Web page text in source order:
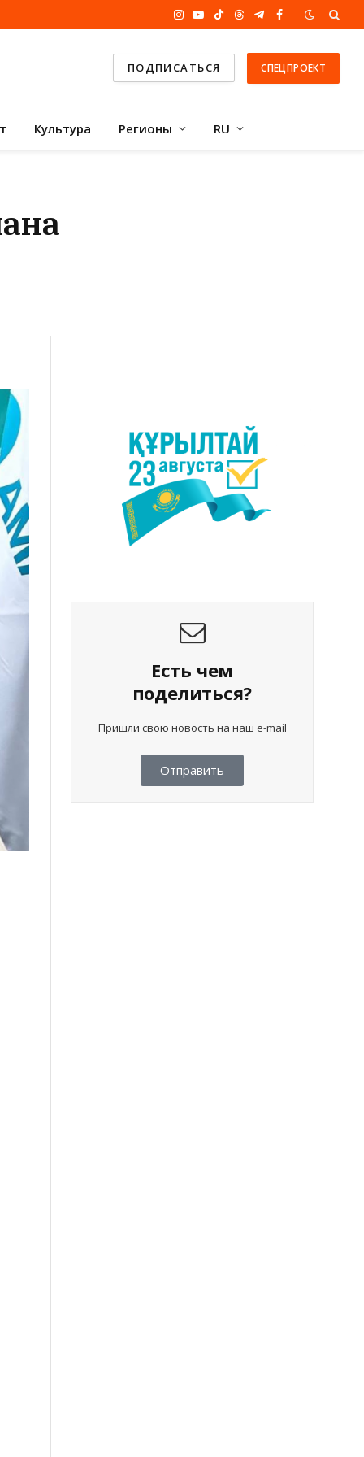
Instagram
YouTube
TikTokThreadsTelegram
Facebook
ПОДПИСАТЬСЯ СПЕЦПРОЕКТ
Культура Регионы RU
Есть чем
поделиться?
Пришли свою новость на наш e-mail
Отправить